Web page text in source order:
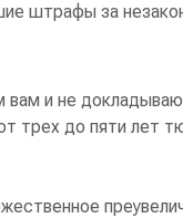
штрафы за
и не
трех до пяти лет